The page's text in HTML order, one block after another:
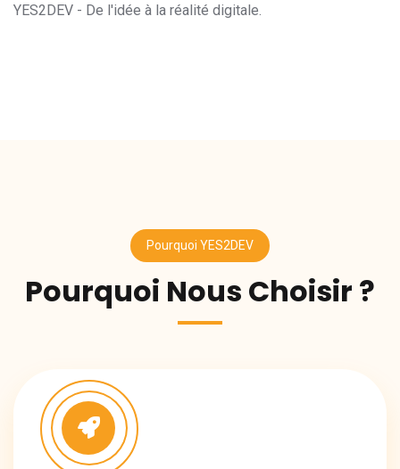
YES2DEV - De l'idée à la réalité digitale.
Pourquoi YES2DEV
Pourquoi Nous Choisir ?